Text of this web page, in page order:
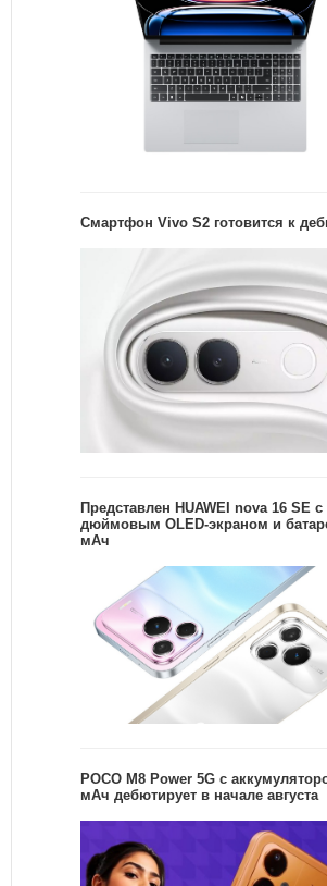
Смартфон Vivo S2 готовится к
Представлен HUAWEI nova 16 SE с
дюймовым OLED-экраном и
мАч
POCO M8 Power 5G с
мАч дебютирует в начале августа